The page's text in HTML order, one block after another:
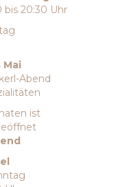
bis 20:30 Uhr
Mai
Abend
ist